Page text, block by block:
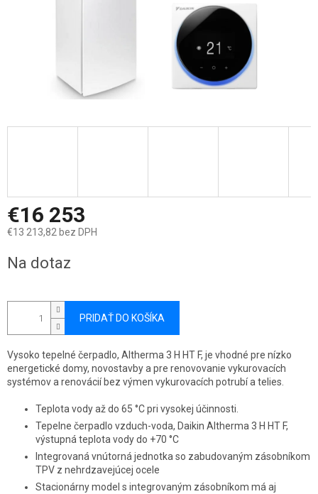
€16 253
€13 213,82 bez DPH
cena:
Na dotaz
PRIDAŤ DO KOŠÍKA
Vysoko tepelné čerpadlo, Altherma 3 H HT F, je vhodné pre nízko
energetické domy, novostavby a pre renovovanie vykurovacích
systémov a renovácií bez výmen vykurovacích potrubí a telies.
Teplota vody až do 65 °C pri vysokej účinnosti.
Tepelne čerpadlo vzduch-voda, Daikin Altherma 3 H HT F,
výstupná teplota vody do +70 °C
Integrovaná vnútorná jednotka so zabudovaným zásobníkom
TPV z nehrdzavejúcej ocele
Stacionárny model s integrovaným zásobníkom má aj